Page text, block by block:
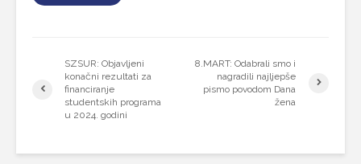
SZSUR: Objavljeni
konačni rezultati za
financiranje
studentskih programa
u 2024. godini
8.MART: Odabrali smo i
nagradili najljepše
pismo povodom Dana
žena